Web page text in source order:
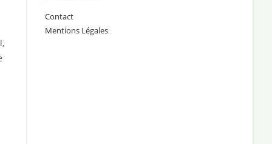
Contact
Mentions Légales